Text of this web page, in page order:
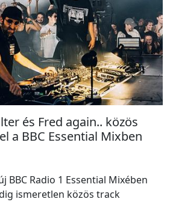
és Fred again.. közös
a BBC Essential Mixben
BBC Radio 1 Essential Mixében
ismeretlen közös track